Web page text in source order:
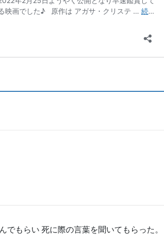
もらい 死に際の言葉を聞いてもらった。